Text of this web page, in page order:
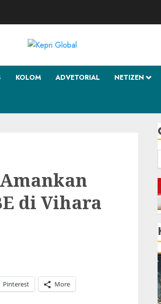
KOLOM ADVETORIAL NETIZEN
di Vihara
Pinterest More